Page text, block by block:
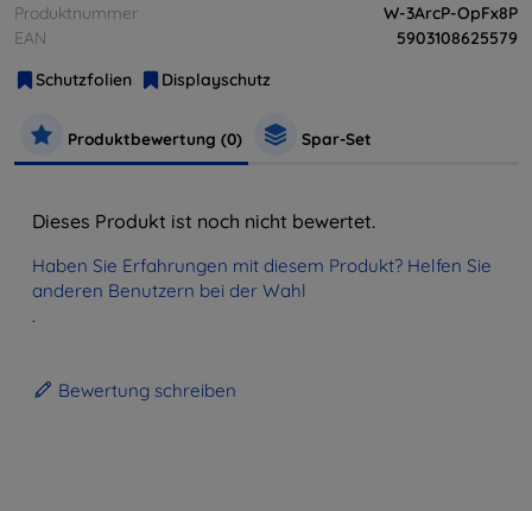
Produktnummer
W-3ArcP-OpFx8P
EAN
5903108625579
Schutzfolien
Displayschutz
Produktbewertung (0) Spar-Set
Dieses Produkt ist noch nicht bewertet.
Haben Sie Erfahrungen mit diesem Produkt? Helfen Sie
anderen Benutzern bei der Wahl
.
Bewertung schreiben